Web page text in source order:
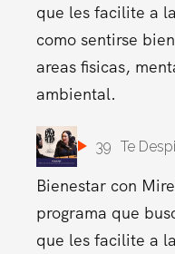
que les facilite a
como sentirse
areas fisicas,
ambiental.
39 Te
Bienestar con
programa que
que les facilite a